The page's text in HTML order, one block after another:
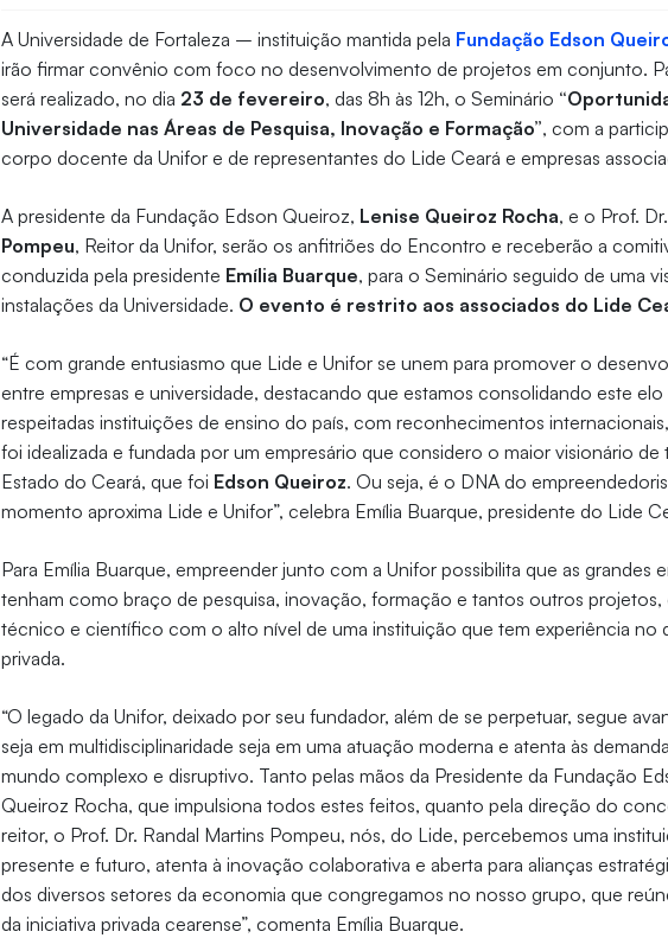
A Universidade de Fortaleza – instituição mantida pela Fundação Edson
irão firmar convênio com foco no desenvolvimento de projetos em conjunto.
será realizado, no dia 23 de fevereiro, das 8h às 12h, o Seminário
Universidade nas Áreas de Pesquisa, Inovação e Formação”, com a
corpo docente da Unifor e de representantes do Lide Ceará e empresas
A presidente da Fundação Edson Queiroz, Lenise Queiroz Rocha, e o Prof. Dr.
Pompeu, Reitor da Unifor, serão os anfitriões do Encontro e receberão a
conduzida pela presidente Emília Buarque, para o Seminário seguido de uma
instalações da Universidade. O evento é restrito aos associados do Lide
“É com grande entusiasmo que Lide e Unifor se unem para promover o
entre empresas e universidade, destacando que estamos consolidando este elo
respeitadas instituições de ensino do país, com reconhecimentos
foi idealizada e fundada por um empresário que considero o maior visionário
Estado do Ceará, que foi Edson Queiroz. Ou seja, é o DNA do
momento aproxima Lide e Unifor”, celebra Emília Buarque, presidente do Lide
Para Emília Buarque, empreender junto com a Unifor possibilita que as grandes
tenham como braço de pesquisa, inovação, formação e tantos outros
técnico e científico com o alto nível de uma instituição que tem experiência no
privada.
“O legado da Unifor, deixado por seu fundador, além de se perpetuar, segue
seja em multidisciplinaridade seja em uma atuação moderna e atenta às
mundo complexo e disruptivo. Tanto pelas mãos da Presidente da Fundação
Queiroz Rocha, que impulsiona todos estes feitos, quanto pela direção do
reitor, o Prof. Dr. Randal Martins Pompeu, nós, do Lide, percebemos uma
presente e futuro, atenta à inovação colaborativa e aberta para alianças
dos diversos setores da economia que congregamos no nosso grupo, que
da iniciativa privada cearense”, comenta Emília Buarque.